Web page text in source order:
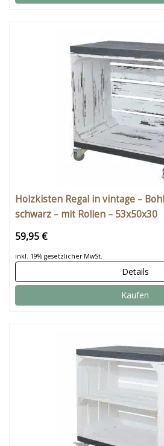
Holzkisten Regal in vintage –
schwarz – mit Rollen – 53x50x30
59,95 €
inkl. 19% gesetzlicher MwSt.
Details
Kaufen